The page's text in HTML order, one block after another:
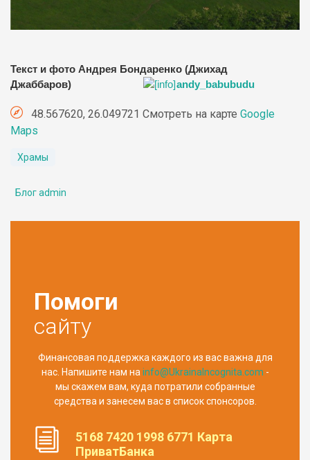
Текст и фото Андрея Бондаренко (Джихад
Джаббаров)
andy_babubudu
48.567620, 26.049721 Смотреть на карте Google
Maps
Храмы
Блог admin
Помоги
сайту
Финансовая поддержка каждого из вас важна для
нас. Напишите нам наinfo@UkrainaIncognita.com -
мы скажем вам, куда потратили собранные
средства и занесем вас в список спонсоров.
5168 7420 1998 6771 Карта
ПриватБанка